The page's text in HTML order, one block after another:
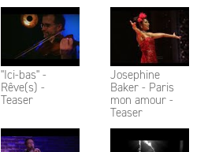
"Ici-bas" -
Rêve(s) -
Teaser
Josephine
Baker - Paris
mon amour -
Teaser